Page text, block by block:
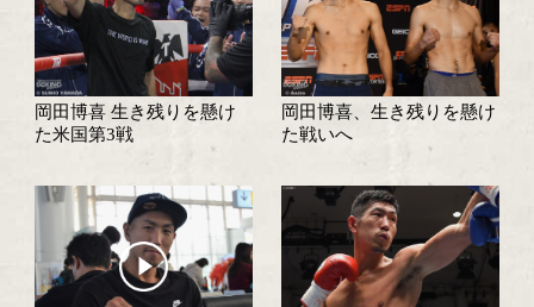
試合速報・勝ち予想結果へ
特集記事